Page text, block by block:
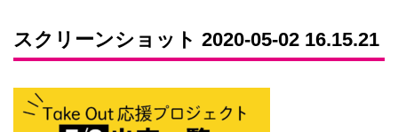
スクリーンショット 2020-05-02 16.15.21